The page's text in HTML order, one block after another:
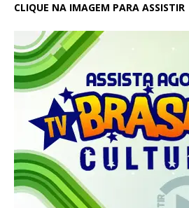
CLIQUE NA IMAGEM PARA ASSISTIR